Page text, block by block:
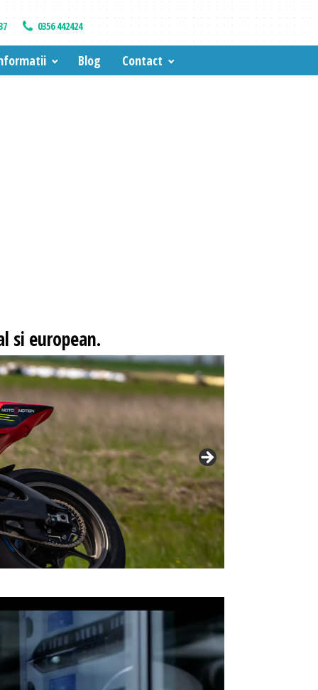
0356 442424
Blog Contact
si european.